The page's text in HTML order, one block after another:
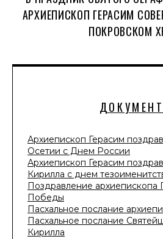
Архиепископ Герасим
Осетии с Днем России
Архиепископ Герасим
Кирилла с днем
Поздравление архиепископа
Победы
Пасхальное послание
Пасхальное послание
Кирилла
АРХИЕПИСКОП ГЕРАСИМ
ПОКРОВСКОМ